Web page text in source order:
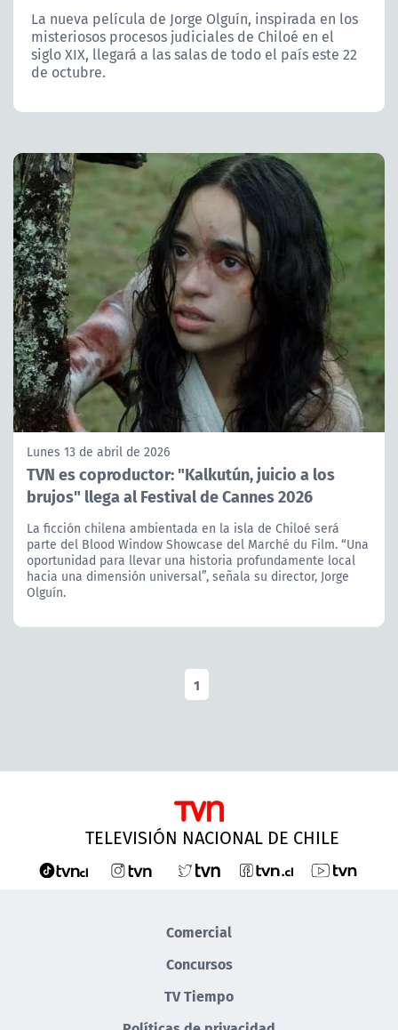
ÁREA DE PROYECTOS
La nueva película de Jorge Olguín, inspirada en los
misteriosos procesos judiciales de Chiloé en el
siglo XIX, llegará a las salas de todo el país este 22
de octubre.
Lunes 13 de abril de 2026
TVN es coproductor: "Kalkutún, juicio a los
brujos" llega al Festival de Cannes 2026
La ficción chilena ambientada en la isla de Chiloé será
parte del Blood Window Showcase del Marché du Film. “Una
oportunidad para llevar una historia profundamente local
hacia una dimensión universal”, señala su director, Jorge
Olguín.
1
TELEVISIÓN NACIONAL DE CHILE
Comercial
Concursos
TV Tiempo